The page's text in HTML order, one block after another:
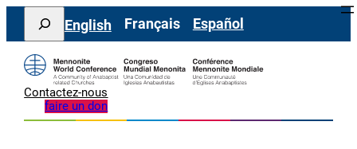
Aller
contenu
Search
English Français Español
Contactez-nous
faire un don